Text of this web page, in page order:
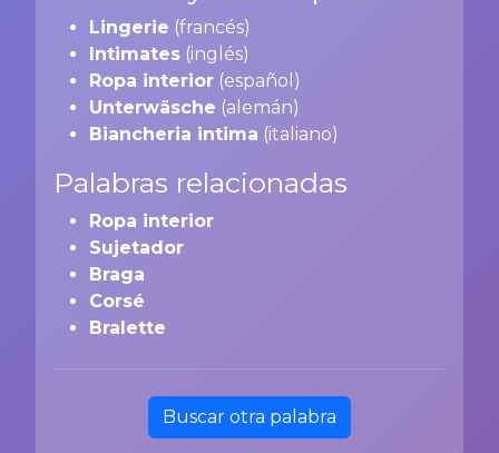
Lingerie (francés)
Intimates (inglés)
Ropa interior (español)
Unterwäsche (alemán)
Biancheria intima (italiano)
Palabras relacionadas
Ropa interior
Sujetador
Braga
Corsé
Bralette
Buscar otra palabra